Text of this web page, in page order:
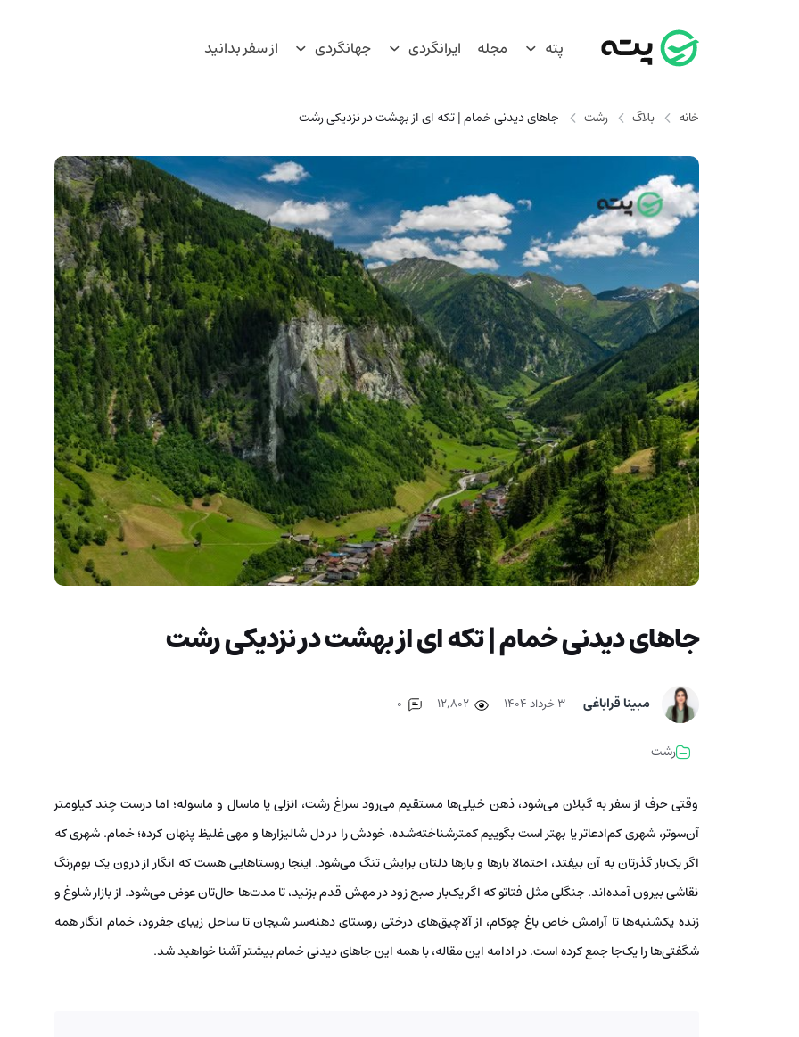
پته مجله ایرانگردی جهانگردی از سفر بدانید
خانه بلاگ رشت جاهای دیدنی خمام | تکه ای از بهشت در نزدیکی رشت
جاهای دیدنی خمام | تکه ای از بهشت در نزدیکی رشت
مبینا قراباغی ۳ خرداد ۱۴۰۴ 12,802
رشت
وقتی حرف از سفر به گیلان می‌شود، ذهن خیلی‌ها مستقیم می‌رود سراغ رشت، انزلی یا ماسال و ماسوله؛ اما درست چند کیلومتر
آن‌سوتر، شهری کم‌ادعاتر یا بهتر است بگوییم کمترشناخته‌شده، خودش را در دل شالیزارها و مهی غلیظ پنهان کرده؛ خمام. شهری که
اگر یک‌بار گذرتان به آن بیفتد، احتمالا بارها و بارها دلتان برایش تنگ می‌شود. اینجا روستاهایی هست که انگار از درون یک بوم‌رنگ
نقاشی بیرون آمده‌اند. جنگلی مثل فتاتو که اگر یک‌بار صبح زود در مهش قدم بزنید، تا مدت‌ها حال‌تان عوض می‌شود. از بازار شلوغ و
زنده یکشنبه‌ها تا آرامش خاص باغ چوکام، از آلاچیق‌های درختی روستای دهنه‌سر شیجان تا ساحل زیبای جفرود، خمام انگار همه
شگفتی‌ها را یک‌جا جمع کرده است. در ادامه این مقاله، با همه این جاهای دیدنی خمام بیشتر آشنا خواهید شد.